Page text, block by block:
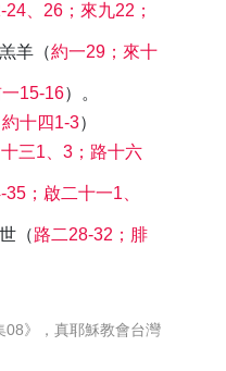
24、26；來九22；
羊（約一29；來十
15-16）。
約十四1-3）
三1、3；路十六
；啟二十一1、
（路二28-32；腓
08》，真耶穌教會台灣